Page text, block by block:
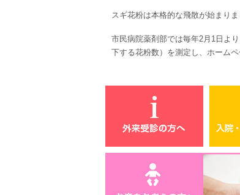
スギ花粉は本格的な飛散が始まりま
市民病院薬剤部では毎年2 月 1 日よ
下する花粉数）を測定し、ホーム